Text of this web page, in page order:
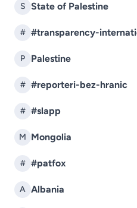
S State of Palestine
# #transparency-
P Palestine
# #reporteri-bez-hranic
# #slapp
M Mongolia
# #patfox
A Albania